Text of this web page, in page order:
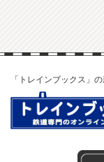
「トレインブックス」